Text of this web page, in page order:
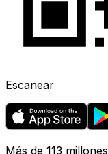
Escanear
Más de 113